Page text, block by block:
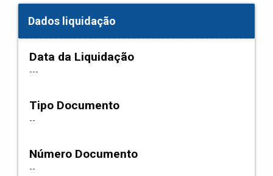
Dados liquidação
Data da Liquidação
---
Tipo Documento
--
Número Documento
--